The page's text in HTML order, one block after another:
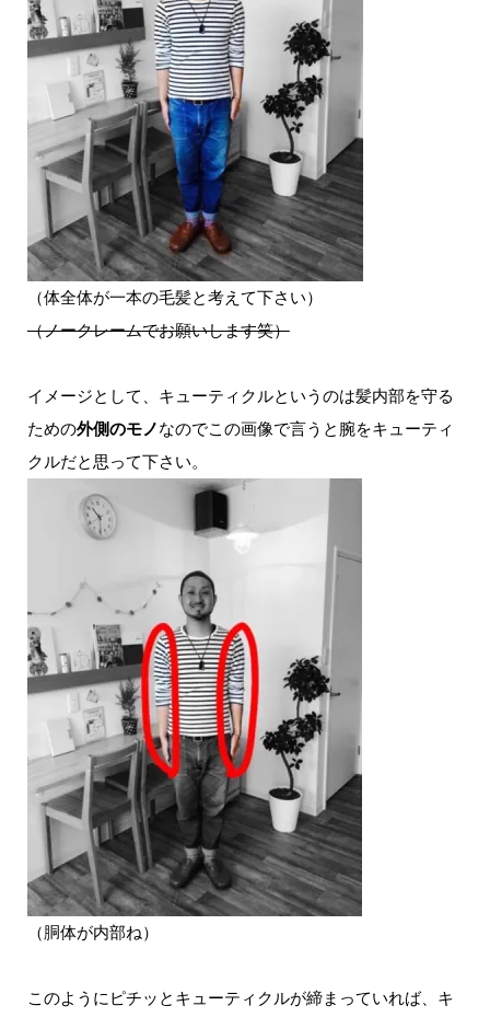
（体全体が一本の毛髪と考えて下さい）
（ノークレームでお願いします笑）
イメージとして、キューティクルというのは髪内部を守る
ための外側のモノなのでこの画像で言うと腕をキューティ
クルだと思って下さい。
（胴体が内部ね）
このようにピチッとキューティクルが締まっていれば、キ